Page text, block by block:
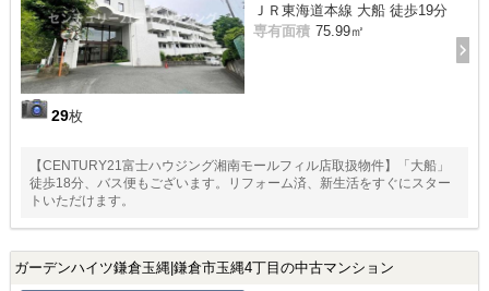
29枚
ＪＲ東海道本線 大船 徒歩19分
専有面積 75.99㎡
【CENTURY21富士ハウジング湘南モールフィル店取扱物件】「大船」
徒歩18分、バス便もございます。リフォーム済、新生活をすぐにスター
トいただけます。
ガーデンハイツ鎌倉玉縄|鎌倉市玉縄4丁目の中古マンション